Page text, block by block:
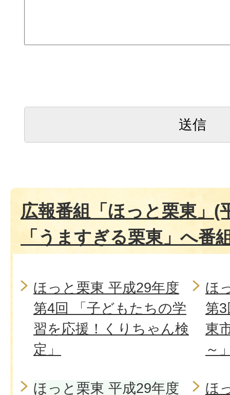
広報番組「ほっと栗東」(
「うますぎる栗東」へ番
ほっと栗東 平成29年度
第4回 「子どもたちの学
習を応援！くりちゃん検
定」
ほ
第
東
～
ほっと栗東 平成29年度 ほ